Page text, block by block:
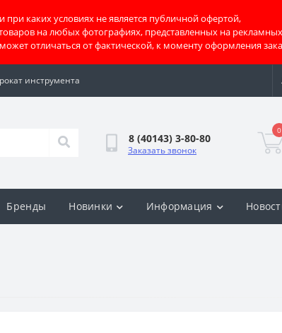
каких условиях не является публичной офертой,
на любых фотографиях, представленных на рекламных
отличаться от фактической, к моменту оформления
инструмента
8 (40143) 3-80-80
Заказать звонок
0
Бренды Новинки Информация